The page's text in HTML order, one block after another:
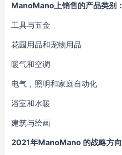
ManoMano上销售的产品类别：
工具与五金
花园用品和宠物用品
暖气和空调
电气，照明和家庭自动化
浴室和水暖
建筑与绘画
2021年ManoMano 的战略方向